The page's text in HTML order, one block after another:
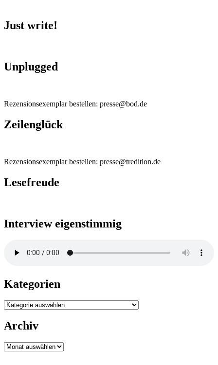
Just write!
Unplugged
Rezensionsexemplar bestellen: presse@bod.de
Zeilenglück
Rezensionsexemplar bestellen: presse@tredition.de
Lesefreude
Interview eigenstimmig
Kategorien
Kategorien
Archiv
Archiv